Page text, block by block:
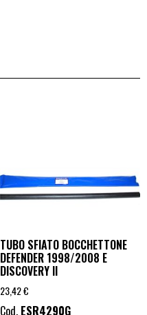
TUBO SFIATO BOCCHETTONE
DEFENDER 1998/2008 E
DISCOVERY II
23,42€
Cod. ESR4290G